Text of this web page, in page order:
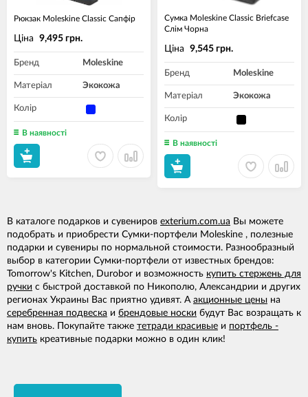
Рюкзак Moleskine Classic Сапфір
Ціна 9,495 грн.
Бренд Moleskine
Матеріал Экокожа
Колір
В наявності
Сумка Moleskine Classic Briefcase
Слім Чорна
Ціна 9,545 грн.
Бренд Moleskine
Матеріал Экокожа
Колір
В наявності
В каталоге подарков и сувениров exterium.com.ua Вы можете
подобрать и приобрести Сумки-портфели Moleskine , полезные
подарки и сувениры по нормальной стоимости. Разнообразный
выбор в категории Сумки-портфели от известных брендов:
Tomorrow's Kitchen, Durobor и возможность купить стержень для
ручки с быстрой доставкой по Никополю, Александрии и других
регионах Украины Вас приятно удивят. А акционные цены на
серебренная подвеска и брендовые носки будут Вас возращать к
нам вновь. Покупайте также тетради красивые и портфель -
купить креативные подарки можно в один клик!